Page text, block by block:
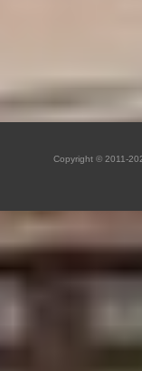
Copyright © 2011-